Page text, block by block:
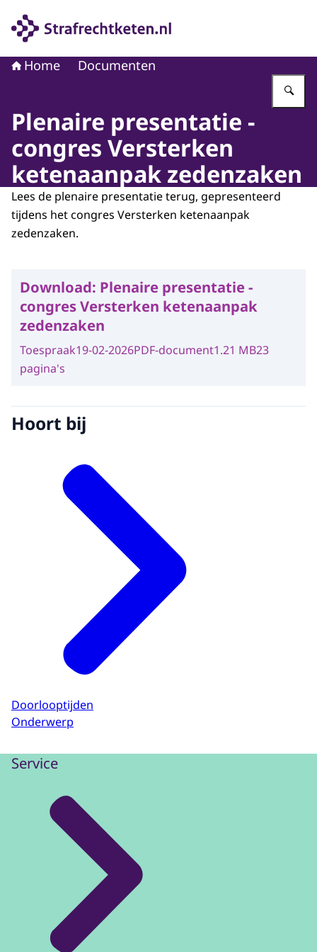
Home Documenten
Plenaire presentatie -
congres Versterken
ketenaanpak zedenzaken
Lees de plenaire presentatie terug, gepresenteerd
tijdens het congres Versterken ketenaanpak
zedenzaken.
Download: Plenaire presentatie -
congres Versterken ketenaanpak
zedenzaken
Toespraak19-02-2026PDF-document1.21 MB23
pagina's
Hoort bij
Doorlooptijden
Onderwerp
Service